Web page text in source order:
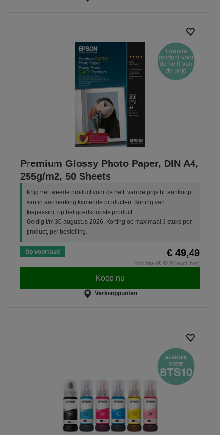
Premium Glossy Photo Paper, DIN A4,
255g/m2, 50 Sheets
Krijg het tweede product voor de helft van de prijs bij aankoop
van in aanmerking komende producten. Korting van
toepassing op het goedkoopste product.
Geldig t/m 30 augustus 2026. Korting op maximaal 3 stuks per
product, per bestelling.
Op voorraad € 49,49
incl. btw (€ 40,90 excl. btw)
Koop nu
Verkooppunten